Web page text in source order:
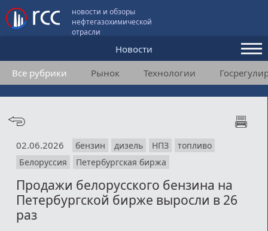
новости и обзоры
нефтегазохимической
отрасли
Новости
Аналитика и мнения
Конференции
Подписка
Пользовательское соглашение
Все рубрики Рынок Технологии
02.06.2026 бензин дизель НПЗ
топливо
Белоруссия
Петербургская биржа
Продажи белорусского бензина на
Петербургской бирже выросли в 26
раз